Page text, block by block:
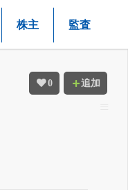
株主 監査
0 追加